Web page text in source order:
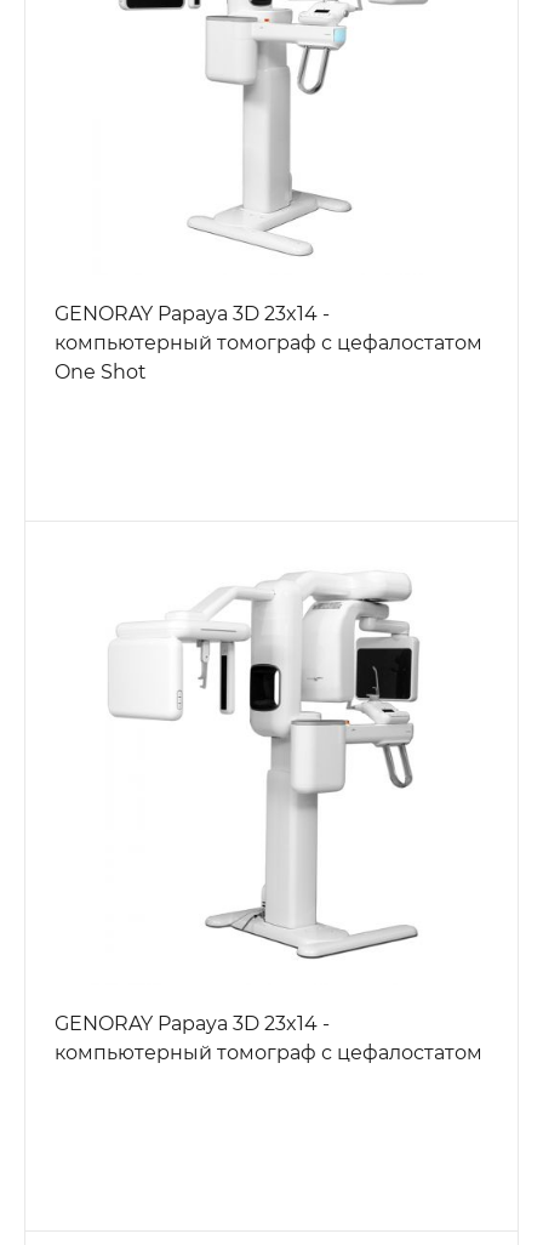
GENORAY Papaya 3D 23x14 -
компьютерный томограф с цефалостатом
One Shot
GENORAY Papaya 3D 23x14 -
компьютерный томограф с цефалостатом